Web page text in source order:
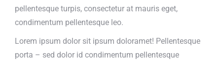
pellentesque turpis, consectetur at mauris eget,
condimentum pellentesque leo.
Lorem ipsum dolor sit ipsum doloramet! Pellentesque
porta – sed dolor id condimentum pellentesque